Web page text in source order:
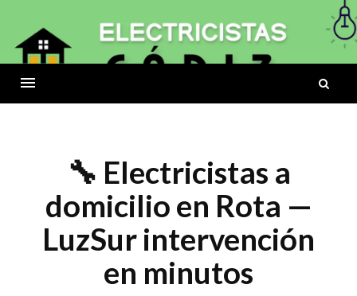
contentELECTRICISTAS
CÁDIZ
🔧 Electricistas a
domicilio en Rota —
LuzSur intervención
en minutos